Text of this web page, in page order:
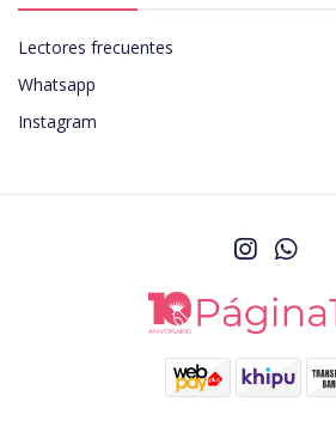
Lectores frecuentes
Whatsapp
Instagram